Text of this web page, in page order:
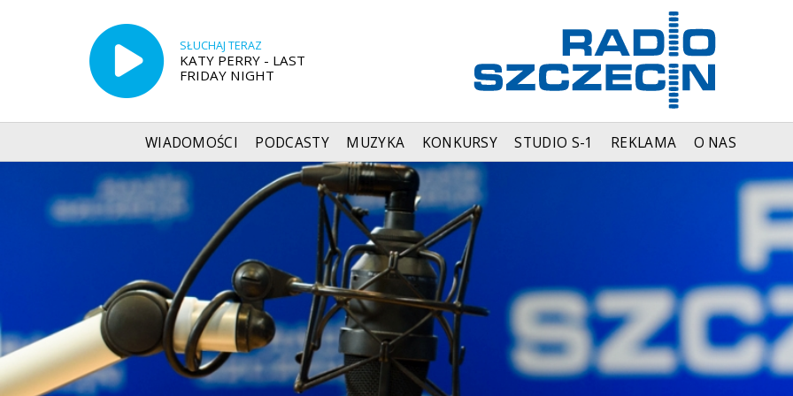
SŁUCHAJ TERAZ
KATY PERRY - LAST
FRIDAY NIGHT
WIADOMOŚCI PODCASTY MUZYKA KONKURSY STUDIO S-1 REKLAMA O NAS